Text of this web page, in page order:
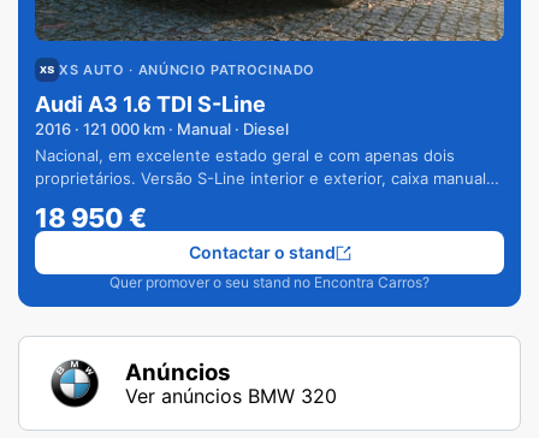
XS AUTO · ANÚNCIO PATROCINADO
Audi A3 1.6 TDI S-Line
2016 · 121 000 km · Manual · Diesel
Nacional, em excelente estado geral e com apenas dois
proprietários. Versão S-Line interior e exterior, caixa manual
18 950€
Quer promover o seu stand no Encontra Carros?
Contactar o stand
Anúncios
Ver anúncios BMW 320